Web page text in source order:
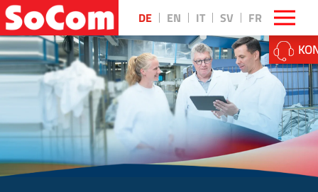
DE EN IT SV FR